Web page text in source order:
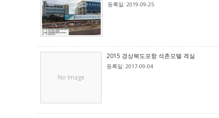
등록일: 2019-09-25
No Image
2015 경상북도포항 석촌모텔 겍실
등록일: 2017-09-04